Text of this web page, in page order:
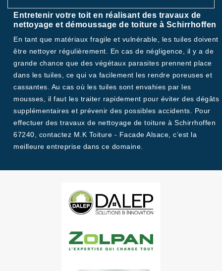
Entretenir votre toit en réalisant des travaux de
nettoyage et démoussage de toiture à Schirrhoffen
En tant que matériaux fragile et vulnérable, les tuiles doivent
être nettoyer régulièrement. En cas de négligence, il y a de
grande chance que des végétaux parasites prennent place
dans les tuiles, ce qui va facilement les rendre poreuses et
cassantes. Au cas où les tuiles sont envahies par les
mousses, il faut les traiter rapidement pour éviter des dégâts
supplémentaires et prévenir des possibles accidents. Pour
effectuer des travaux de nettoyage de toiture à Schirrhoffen
67240, contactez M.K Toiture - Facade Alsace, c’est la
meilleure entreprise dans ce domaine.